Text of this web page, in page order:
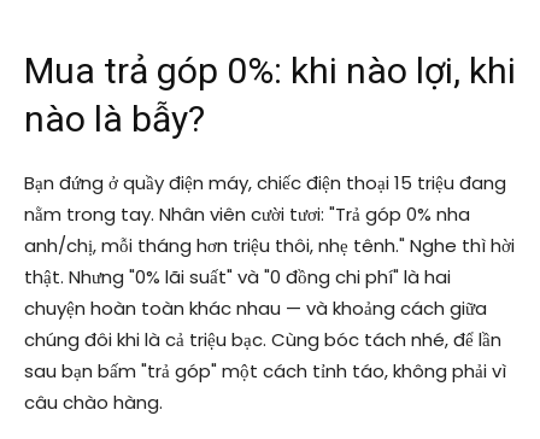
Mua trả góp 0%: khi nào lợi, khi
nào là bẫy?
Bạn đứng ở quầy điện máy, chiếc điện thoại 15 triệu đang
nằm trong tay. Nhân viên cười tươi: "Trả góp 0% nha
anh/chị, mỗi tháng hơn triệu thôi, nhẹ tênh." Nghe thì hời
thật. Nhưng "0% lãi suất" và "0 đồng chi phí" là hai
chuyện hoàn toàn khác nhau — và khoảng cách giữa
chúng đôi khi là cả triệu bạc. Cùng bóc tách nhé, để lần
sau bạn bấm "trả góp" một cách tỉnh táo, không phải vì
câu chào hàng.